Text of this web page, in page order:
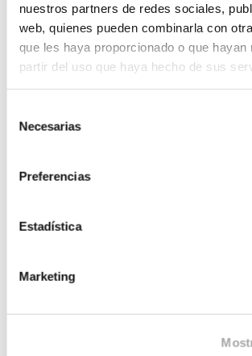
nuestros partners de redes sociales,
web, quienes pueden combinarla con
que les haya proporcionado o que hayan
partir del uso que haya hecho de sus
Necesarias
Preferencias
Estadística
Marketing